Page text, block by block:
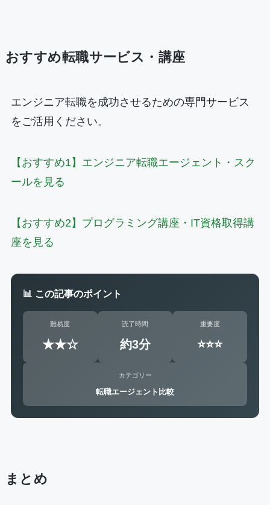
おすすめ転職サービス・講座
エンジニア転職を成功させるための専門サービス
をご活用ください。
【おすすめ1】エンジニア転職エージェント・スク
ールを見る
【おすすめ2】プログラミング講座・IT資格取得講
座を見る
📊 この記事のポイント
難易度
★★☆
読了時間
約3分
重要度
⭐⭐⭐
カテゴリー
転職エージェント比較
まとめ